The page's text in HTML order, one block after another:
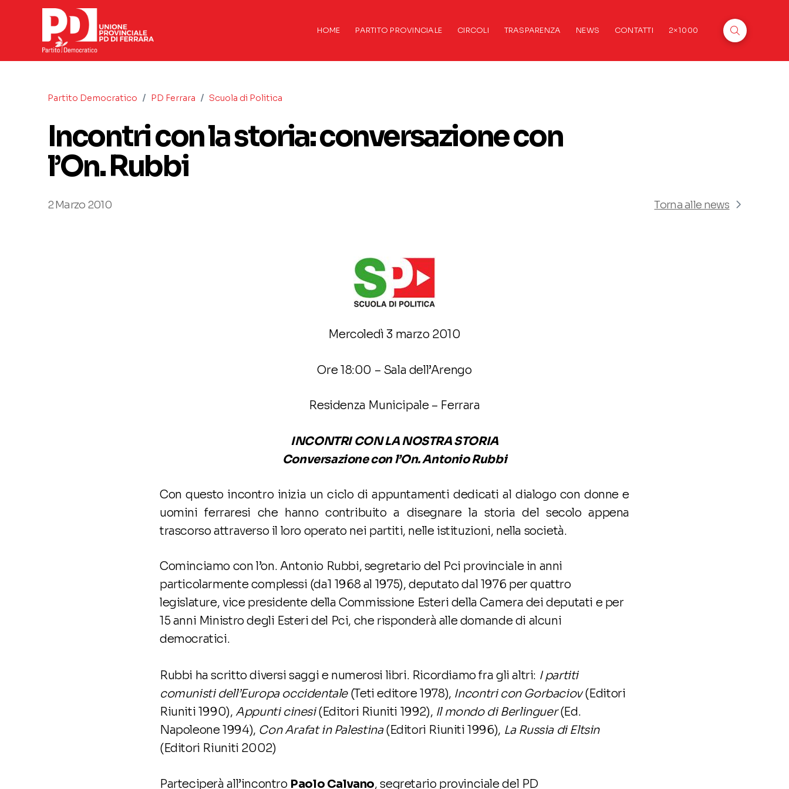
HOME PARTITO PROVINCIALE CIRCOLI TRASPARENZA NEWS CONTATTI 2×1000
Partito Democratico / PD Ferrara / Scuola di Politica
Incontri con la storia: conversazione con
l’On. Rubbi
2 Marzo 2010 Torna alle news
Mercoledì 3 marzo 2010
Ore 18:00 – Sala dell’Arengo
Residenza Municipale – Ferrara
INCONTRI CON LA NOSTRA STORIA
Conversazione con l’On. Antonio Rubbi
Con questo incontro inizia un ciclo di appuntamenti dedicati al dialogo con donne e
uomini ferraresi che hanno contribuito a disegnare la storia del secolo appena
trascorso attraverso il loro operato nei partiti, nelle istituzioni, nella società.
Cominciamo con l’on. Antonio Rubbi, segretario del Pci provinciale in anni
particolarmente complessi (da1 1968 al 1975), deputato dal 1976 per quattro
legislature, vice presidente della Commissione Esteri della Camera dei deputati e per
15 anni Ministro degli Esteri del Pci, che risponderà alle domande di alcuni
democratici.
Rubbi ha scritto diversi saggi e numerosi libri. Ricordiamo fra gli altri: I partiti
comunisti dell’Europa occidentale(Teti editore 1978), Incontri con Gorbaciov(Editori
Riuniti 1990),Appunti cinesi(Editori Riuniti 1992), Il mondo di Berlinguer(Ed.
Napoleone 1994), Con Arafat in Palestina(Editori Riuniti 1996), La Russia di Eltsin
(Editori Riuniti 2002)
Parteciperà all’incontro Paolo Calvano, segretario provinciale del PD